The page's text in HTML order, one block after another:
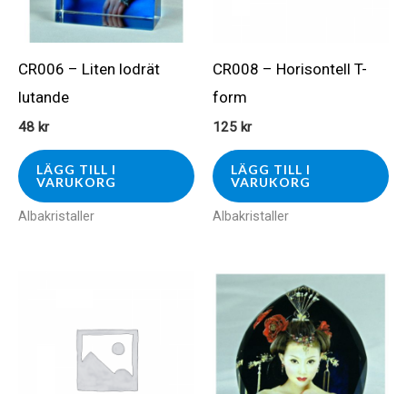
CR006 – Liten lodrät
lutande
48 kr
LÄGG TILL I
VARUKORG
Albakristaller
CR008 – Horisontell T-
form
125 kr
LÄGG TILL I
VARUKORG
Albakristaller